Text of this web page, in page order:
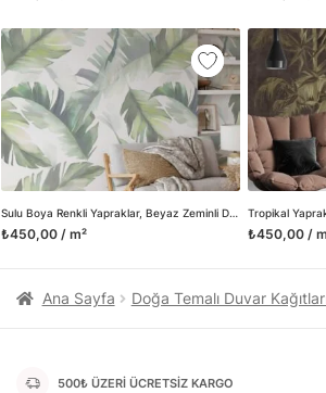
Sulu Boya Renkli Yapraklar, Beyaz Zeminli Duvar Kağıdı, Modern ve Rahatlatıcı 3D Duvar Kağıdı
₺450,00 / m² ₺450,00 /
üretimini ve satışını yapmaktadır. Duvar
biliyor ve evin en kritik dekorasyon alanı
ediyoruz. Bu nedenle ürün yelpazemizi
trendlere ayak uydurmanın yanı sıra yeni
da öncü rol üstleniyoruz.
Herhangi bir soru ya da sorununuz olursa
geçebilirsiniz.
Ana Sayfa Doğa Temalı Duvar
500₺ ÜZERİ ÜCRETSİZ KARGO